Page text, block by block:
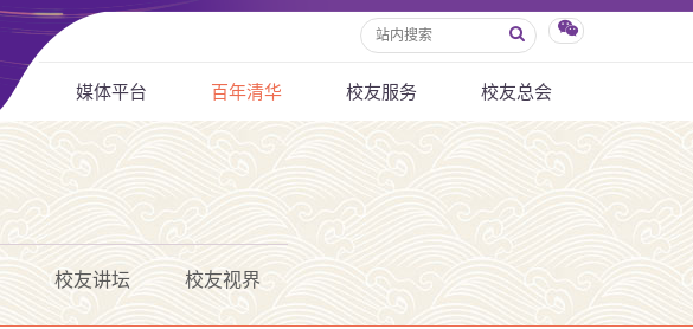
媒体平台 百年清华 校友服务 校友总会
校友讲坛 校友视界